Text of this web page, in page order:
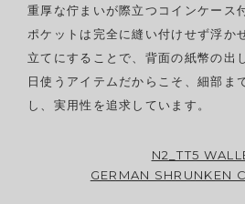
重厚な佇まいが際立つコインケース
ポケットは完全に縫い付けせず浮か
立てにすることで、背面の紙幣の出
日使うアイテムだからこそ、細部ま
し、実用性を追求しています。
N2_TT5
GERMAN SHRUNKEN